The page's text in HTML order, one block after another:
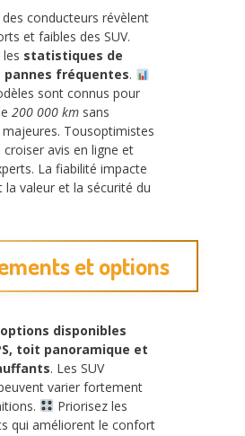
conducteurs révèlent
et faibles des SUV.
les statistiques de
fréquentes.
sont connus pour
200 000 km sans
Tousoptimistes
croiser avis en ligne et
La fiabilité impacte
la valeur et la sécurité du
et options
options disponibles
toit panoramique et
. Les SUV
varier fortement
Priorisez les
qui améliorent le confort